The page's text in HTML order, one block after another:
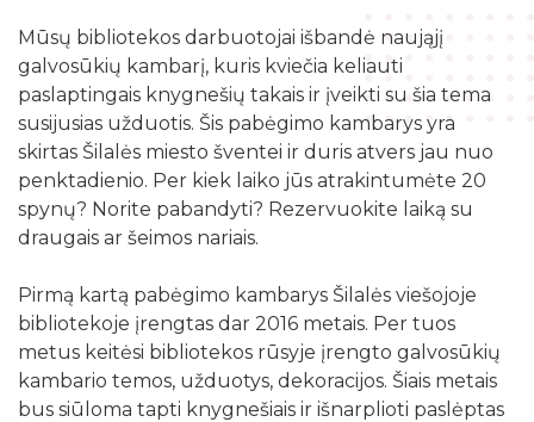
Galvosūkių kambarys
Robotikos užsiėmimai
Ekskursijos
Skaitmeninio raštingumo mokymai
Kūrybinė, inžinerinė ir programavimo įranga
Mokamos paslaugos
Bibliografijos rodyklės
Bibliotekos išleisti leidiniai
Kraštotyrinė medžiaga apie Šilalės rajoną
Šilališkiai Baltijos kelyje
Upynos etnokultūros paveldas
Suskaitmenintas kultūros paveldas
Viešieji pirkimai
Biudžeto suvestinė
Finansinių ataskaitų rinkiniai
Tarnybiniai lengvieji automobiliai
Lėšos veiklai viešinti
Laisvos darbo vietos
Skyriai
Filialai
Struktūra
Šilalės rajono literatų klubas „Versmė“
Vaikų klubas „Nykštukas“
Mūsų bibliotekos darbuotojai išbandė naująjį
galvosūkių kambarį, kuris kviečia keliauti
paslaptingais knygnešių takais ir įveikti su šia tema
susijusias užduotis. Šis pabėgimo kambarys yra
skirtas Šilalės miesto šventei ir duris atvers jau nuo
penktadienio. Per kiek laiko jūs atrakintumėte 20
spynų? Norite pabandyti? Rezervuokite laiką su
draugais ar šeimos nariais.
Pirmą kartą pabėgimo kambarys Šilalės viešojoje
bibliotekoje įrengtas dar 2016 metais. Per tuos
metus keitėsi bibliotekos rūsyje įrengto galvosūkių
kambario temos, užduotys, dekoracijos. Šiais metais
bus siūloma tapti knygnešiais ir išnarplioti paslėptas